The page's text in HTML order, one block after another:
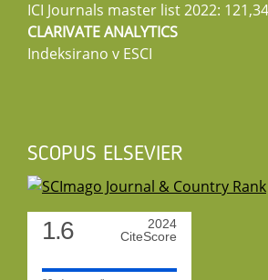
ICI Journals master list 2022: 121,34
CLARIVATE ANALYTICS
Indeksirano v ESCI
SCOPUS ELSEVIER
1.6
2024
CiteScore